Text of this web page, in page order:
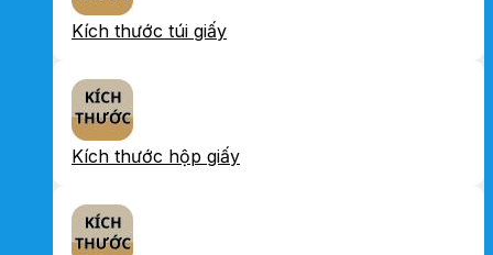
Kích thước túi giấy
Kích thước hộp giấy